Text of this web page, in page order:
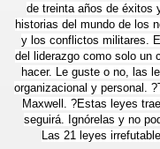
de treinta años de éxitos
historias del mundo de los
y los conflictos militares.
del liderazgo como solo un
hacer. Le guste o no, las
organizacional y personal.
Maxwell. ?Estas leyes
seguirá. Ignórelas y no
Las 21 leyes